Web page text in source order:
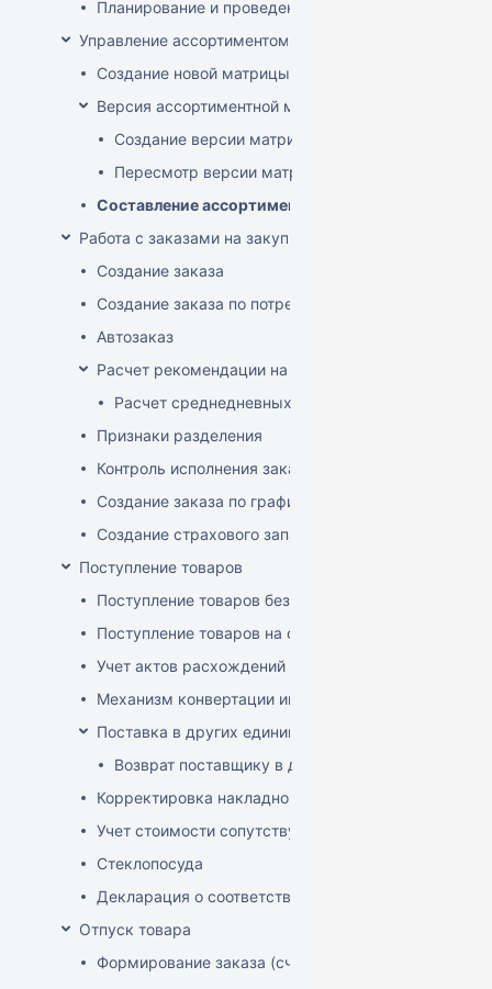
Планирование и проведение акций
Управление ассортиментом магазинов
Создание новой матрицы
Версия ассортиментной матрицы
Создание версии матрицы
Пересмотр версии матрицы
Составление ассортимента магазина
Работа с заказами на закупку
Создание заказа
Создание заказа по потребностям
Автозаказ
Расчет рекомендации на закупку
Расчет среднедневных продаж
Признаки разделения
Контроль исполнения заказов поставщиком
Создание заказа по графику
Создание страхового запаса
Поступление товаров
Поступление товаров без заказа
Поступление товаров на основе заказа
Учет актов расхождений при поступлении товаров
Механизм конвертации инвойсов из иностранной
Поставка в других единицах
Возврат поставщику в других единицах
Корректировка накладной (РФ)
Учет стоимости сопутствующих услуг в приходе
Стеклопосуда
Декларация о соответствии
Отпуск товара
Формирование заказа (счета-фактуры)